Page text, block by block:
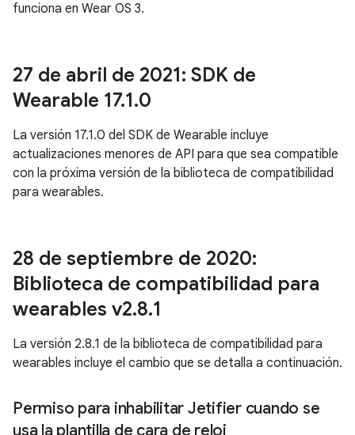
funciona en Wear OS 3.
27 de abril de 2021: SDK de
Wearable 17.1.0
La versión 17.1.0 del SDK de Wearable incluye
actualizaciones menores de API para que sea compatible
con la próxima versión de la biblioteca de compatibilidad
para wearables.
28 de septiembre de 2020:
Biblioteca de compatibilidad para
wearables v2.8.1
La versión 2.8.1 de la biblioteca de compatibilidad para
wearables incluye el cambio que se detalla a continuación.
Permiso para inhabilitar Jetifier cuando se
usa la plantilla de cara de reloj